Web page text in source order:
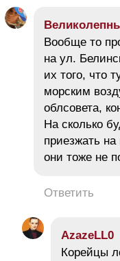
Вообще то
на ул.
их того, что
морским
облсовета,
На сколько
приезжать
они тоже не
Ответить
AzazeLL0
Корейцы